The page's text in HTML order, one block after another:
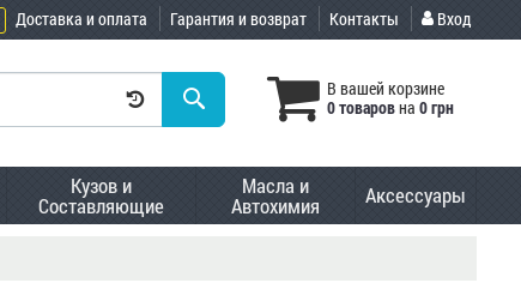
Доставка и оплата Гарантия и возврат Контакты Вход
В вашей корзине
0 товаровна 0 грн
Кузов и
Составляющие
Масла и
Автохимия Аксессуары